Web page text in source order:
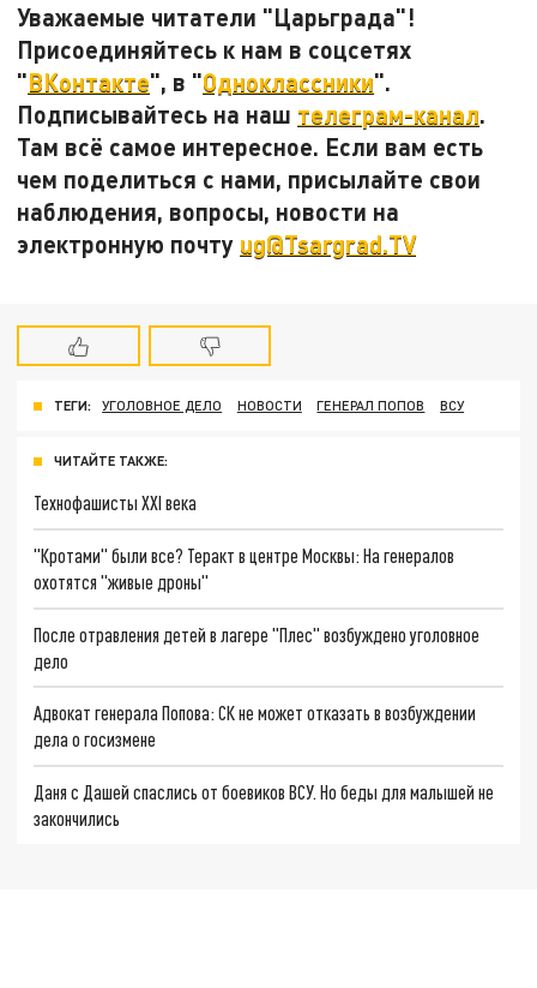
Уважаемые читатели "Царьграда"!
Присоединяйтесь к нам в соцсетях
"ВКонтакте", в "Одноклассники".
Подписывайтесь на наш телеграм-канал.
Там всё самое интересное. Если вам есть
чем поделиться с нами, присылайте свои
наблюдения, вопросы, новости на
электронную почту ug@Tsargrad.TV
ТЕГИ: УГОЛОВНОЕ ДЕЛО НОВОСТИ ГЕНЕРАЛ ПОПОВ ВСУ
ЧИТАЙТЕ ТАКЖЕ:
Технофашисты XXI века
"Кротами" были все? Теракт в центре Москвы: На генералов
охотятся "живые дроны"
После отравления детей в лагере "Плес" возбуждено уголовное
дело
Адвокат генерала Попова: СК не может отказать в возбуждении
дела о госизмене
Даня с Дашей спаслись от боевиков ВСУ. Но беды для малышей не
закончились